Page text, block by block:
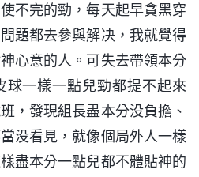
不完的勁，每天起早貪黑穿
題都去參與解决，我就覺得
心意的人。可失去帶領本分
球一樣一點兒勁都提不起來
，發現組長盡本分没負擔、
没看見，就像個局外人一樣
盡本分一點兒都不體貼神的